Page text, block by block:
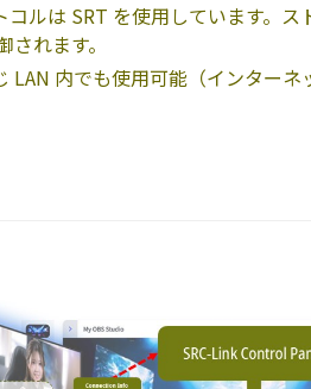
ルは SRT を使用しています。
れます。
LAN 内でも使用可能（インターネ